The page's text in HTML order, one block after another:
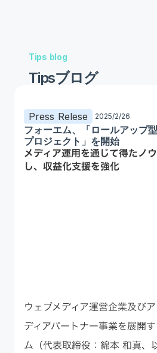
Tips blog
Tipsブログ
Press Relese 2025/2/26
フォーエム、「ロールアップ
プロジェクト」を開始
メディア運用を通じて得たノ
し、収益化支援を強化
ウェブメディア運営企業及び
ディアパートナー事業を展開
ム（代表取締役：綿本 和真、